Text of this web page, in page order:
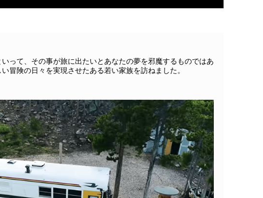
って、その事が旅に出たいとあなたの夢を邪魔するものではあ
冒険の日々を実現させたある若い家族を訪ねました。